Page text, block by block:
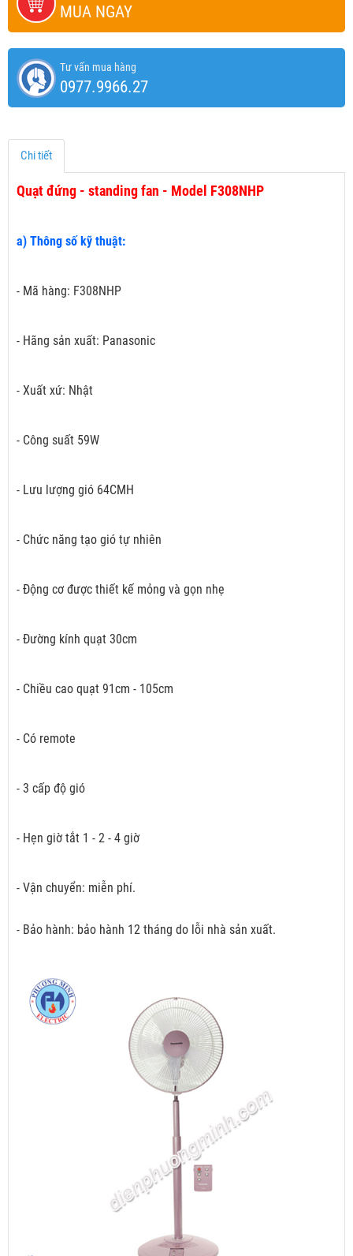
MUA NGAY
Tư vấn mua hàng
0977.9966.27
Chi tiết
Quạt đứng - standing fan - Model F308NHP
a) Thông số kỹ thuật:
- Mã hàng: F308NHP
- Hãng sản xuất: Panasonic
- Xuất xứ: Nhật
- Công suất 59W
- Lưu lượng gió 64CMH
- Chức năng tạo gió tự nhiên
- Động cơ được thiết kế mỏng và gọn nhẹ
- Đường kính quạt 30cm
- Chiều cao quạt 91cm - 105cm
- Có remote
- 3 cấp độ gió
- Hẹn giờ tắt 1 - 2 - 4 giờ
- Vận chuyển: miễn phí.
- Bảo hành: bảo hành 12 tháng do lỗi nhà sản xuất.